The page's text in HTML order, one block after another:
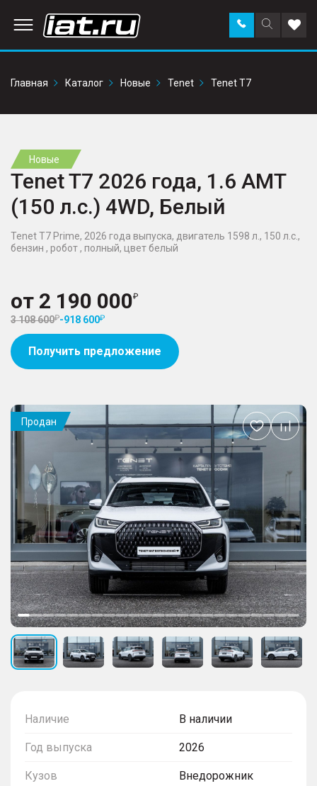
Поиск
по
Заказать
звонок в
Главная
Каталог Новые Tenet Tenet T7
Новые
Tenet T7 2026 года, 1.6 AMT
(150 л.с.) 4WD, Белый
Tenet T7 Prime, 2026 года выпуска, двигатель 1598 л., 150 л.с.,
бензин , робот , полный, цвет белый
от 2 190 000
3 108 600 -918 600
Получить предложение
Наличие В наличии
Год выпуска 2026
Кузов Внедорожник
Продан
Добавить
в
избранное